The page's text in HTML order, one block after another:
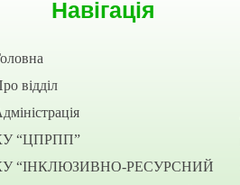
Навігація
відділ
“ЦПРПП”
“ІНКЛЮЗИВНО-РЕСУРСНИЙ